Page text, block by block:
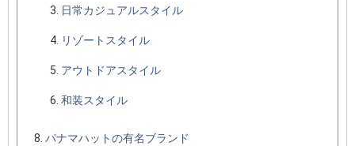
日常カジュアルスタイル
リゾートスタイル
アウトドアスタイル
和装スタイル
パナマハットの有名ブランド